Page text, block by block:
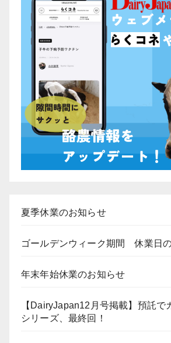
夏季休業のお知らせ
ゴールデンウィーク期間 休業日
年末年始休業のお知らせ
【DairyJapan12月号掲載】預託で
シリーズ、最終回！